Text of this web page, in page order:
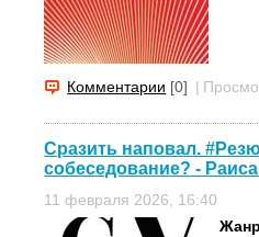
Комментарии [0] |
Сразить наповал.
собеседование? -
11 февраля 2026, 16:40